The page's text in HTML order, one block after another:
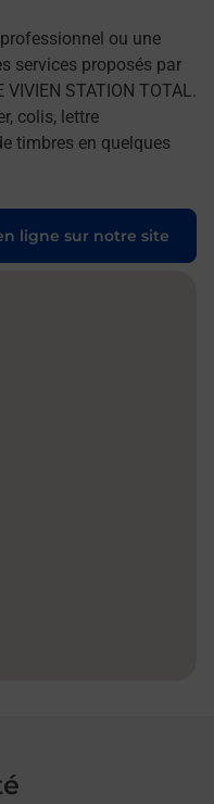
ou une
services proposés par
STATION TOTAL.
colis, lettre
timbres en quelques
ligne sur notre site